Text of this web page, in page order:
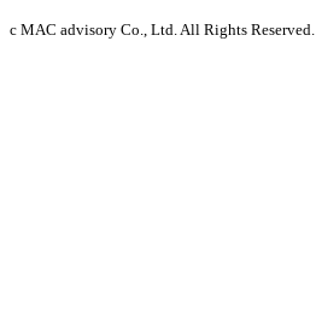
c MAC advisory Co., Ltd. All Rights Reserved.